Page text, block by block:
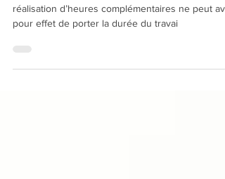
"La Cour de cassation apporte des précisions. La
réalisation d’heures complémentaires ne peut